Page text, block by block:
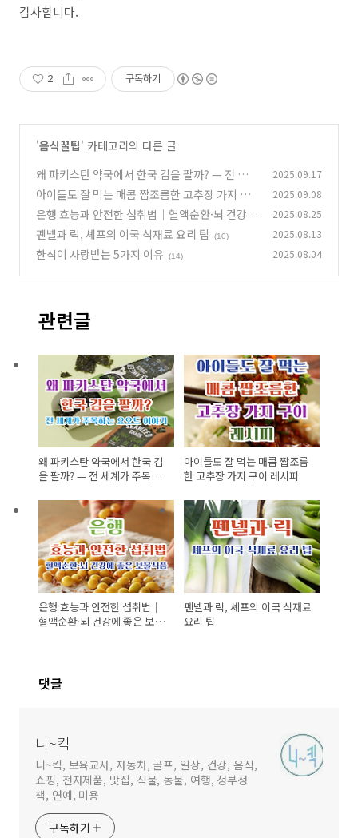
감사합니다.
2 구독하기
'음식꿀팁' 카테고리의 다른 글
왜 파키스탄 약국에서 한국 김을 팔까? — 전 세계
가 주목하는 요오드 이야기 (1)
2025.09.17
아이들도 잘 먹는 매콤 짭조름한 고추장 가지 구
이 레시피
(0)
2025.09.08
은행 효능과 안전한 섭취법｜혈액순환·뇌 건강
에 좋은 보물식품
(5)
2025.08.25
펜넬과 릭, 셰프의 이국 식재료 요리 팁 (10) 2025.08.13
한식이 사랑받는 5가지 이유 (14) 2025.08.04
관련글
왜 파키스탄 약국에서 한국 김
을 팔까? — 전 세계가 주목하
아이들도 잘 먹는 매콤 짭조름
한 고추장 가지 구이 레시피
은행 효능과 안전한 섭취법｜
혈액순환·뇌 건강에 좋은 보물
펜넬과 릭, 셰프의 이국 식재료
요리 팁
댓글
니~킥
니~킥, 보육교사, 자동차, 골프, 일상, 건강, 음식,
쇼핑, 전자제품, 맛집, 식물, 동물, 여행, 정부정
책, 연예, 미용
구독하기